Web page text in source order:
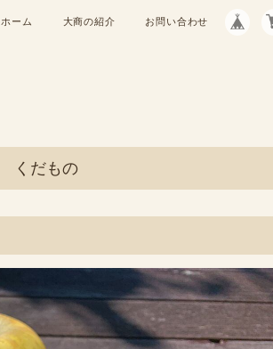
ホーム 大商の紹介 お問い合わせ
くだもの